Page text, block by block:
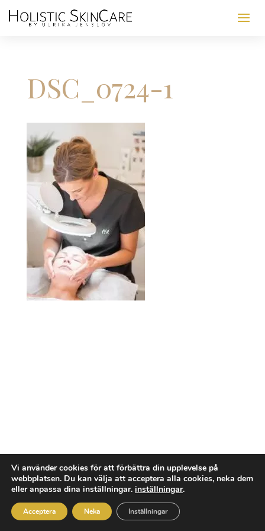
DSC_0724-1
Rum uthyres
I vår nya lokal på Brogatan
2 i Mölndal.
Vi använder cookies för att förbättra din upplevelse på
webbplatsen. Du kan välja att acceptera alla cookies, neka dem
eller anpassa dina inställningar. inställningar.
Acceptera Neka Inställningar